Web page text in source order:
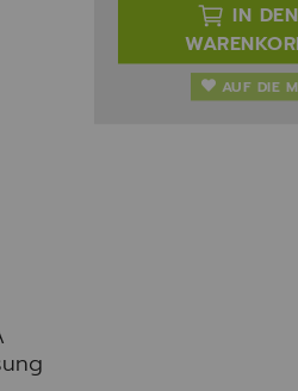
IN DEN
AUF DIE